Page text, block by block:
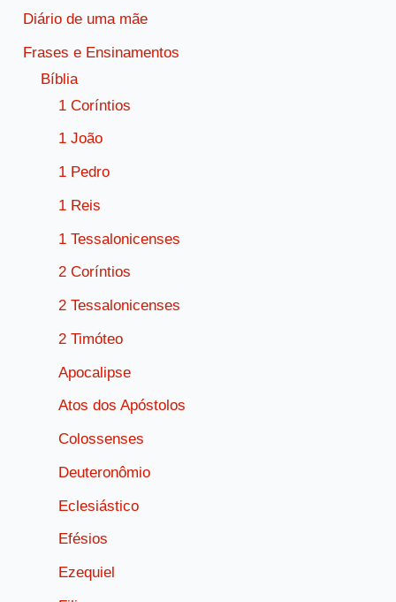
Diário de uma mãe
Frases e Ensinamentos
Bíblia
1 Coríntios
1 João
1 Pedro
1 Reis
1 Tessalonicenses
2 Coríntios
2 Tessalonicenses
2 Timóteo
Apocalipse
Atos dos Apóstolos
Colossenses
Deuteronômio
Eclesiástico
Efésios
Ezequiel